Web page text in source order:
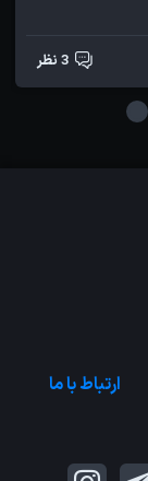
3 نظر
ارتباط با ما